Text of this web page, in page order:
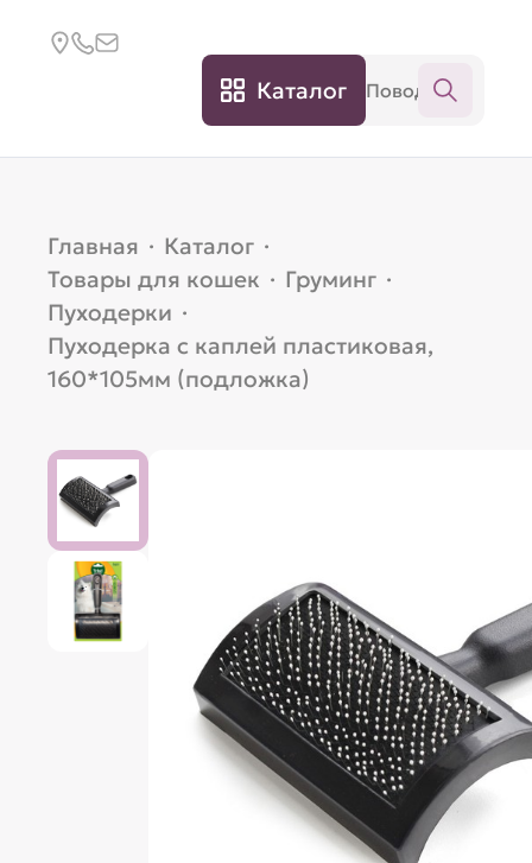
Каталог
Главная · Каталог ·
Товары для кошек · Груминг ·
Пуходерки ·
Пуходерка с каплей пластиковая,
160*105мм (подложка)